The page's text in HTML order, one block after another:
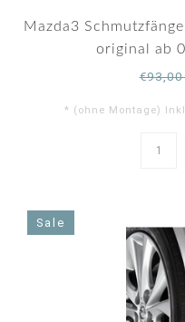
Mazda3
original ab
€93,00
* (ohne Montage)
Sale